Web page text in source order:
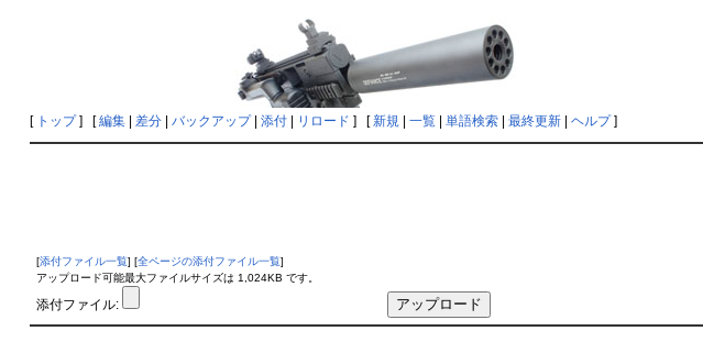
[ トップ] [編集| 差分| バックアップ| 添付| リロード ] [新規| 一覧| 単語検索| 最終更新| ヘルプ]
[添付ファイル一覧] [全ページの添付ファイル一覧]
アップロード可能最大ファイルサイズは 1,024KB です。
添付ファイル: